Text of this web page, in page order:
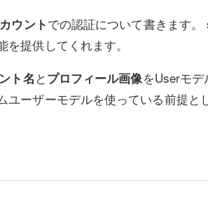
ウントでの認証について書きます。
提供してくれます。
ト名 とプロフィール画像をUserモ
ユーザーモデルを使っている前提と